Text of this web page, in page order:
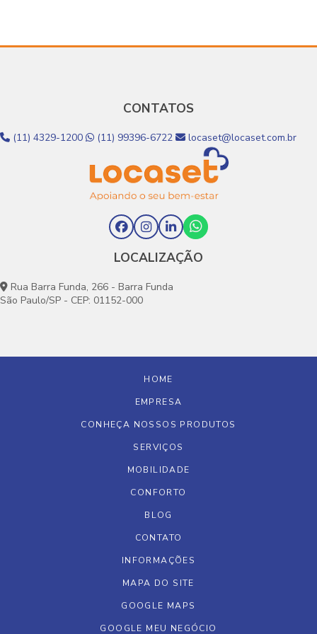
pós-operatório
CONTATOS
(11) 4329-1200 (11) 99396-6722 locaset@locaset.com.br
LOCALIZAÇÃO
Rua Barra Funda, 266 - Barra Funda
São Paulo/SP - CEP: 01152-000
HOME
EMPRESA
CONHEÇA NOSSOS PRODUTOS
SERVIÇOS
MOBILIDADE
CONFORTO
BLOG
CONTATO
INFORMAÇÕES
MAPA DO SITE
GOOGLE MAPS
GOOGLE MEU NEGÓCIO